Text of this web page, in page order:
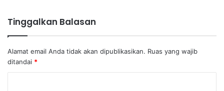
Tinggalkan Balasan
Alamat email Anda tidak akan dipublikasikan. Ruas yang wajib
ditandai *